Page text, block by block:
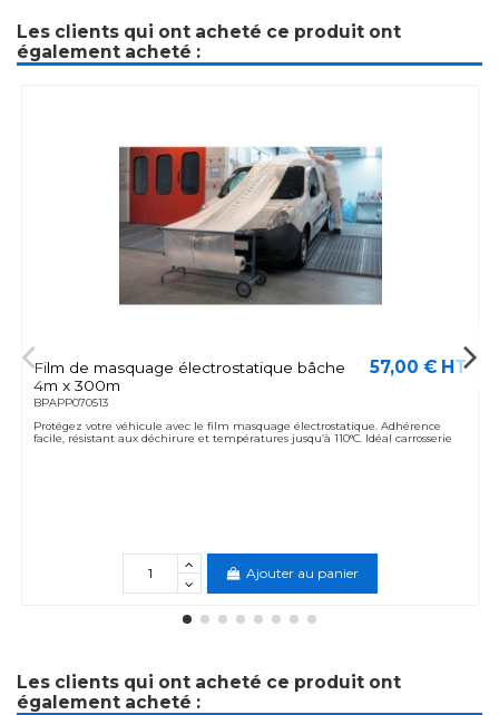
Les clients qui ont acheté ce produit ont
également acheté :
Film de masquage électrostatique bâche
4m x 300m
BPAPP070513
57,00 € HT
Protégez votre véhicule avec le film masquage électrostatique. Adhérence
facile, résistant aux déchirure et températures jusqu’à 110°C. Idéal carrosserie
Ajouter au panier
Les clients qui ont acheté ce produit ont
également acheté :